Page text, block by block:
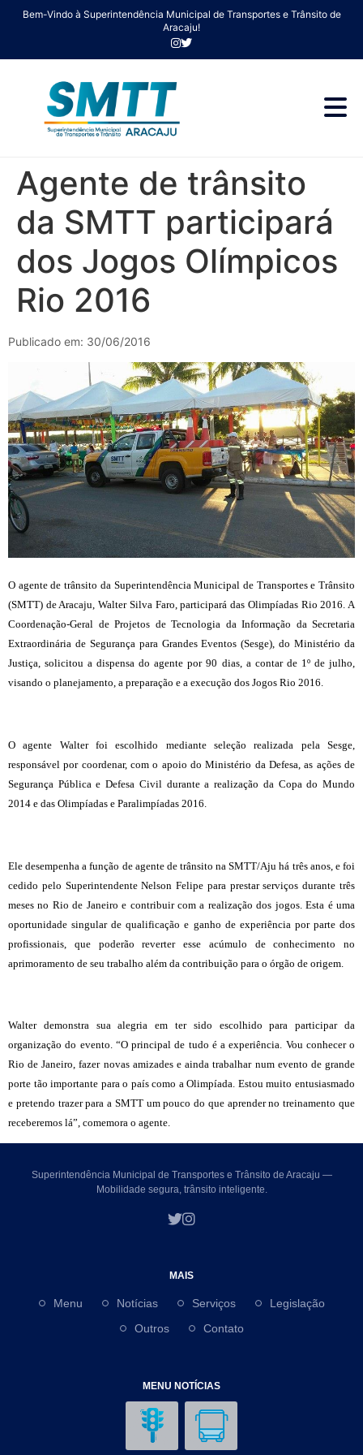
Bem-Vindo à Superintendência Municipal de Transportes e Trânsito de
Aracaju!
Agente de trânsito
da SMTT participará
dos Jogos Olímpicos
Rio 2016
Publicado em: 30/06/2016
O agente de trânsito da Superintendência Municipal de Transportes e Trânsito
(SMTT) de Aracaju, Walter Silva Faro, participará das Olimpíadas Rio 2016. A
Coordenação-Geral de Projetos de Tecnologia da Informação da Secretaria
Extraordinária de Segurança para Grandes Eventos (Sesge), do Ministério da
Justiça, solicitou a dispensa do agente por 90 dias, a contar de 1º de julho,
visando o planejamento, a preparação e a execução dos Jogos Rio 2016.
O agente Walter foi escolhido mediante seleção realizada pela Sesge,
responsável por coordenar, com o apoio do Ministério da Defesa, as ações de
Segurança Pública e Defesa Civil durante a realização da Copa do Mundo
2014 e das Olimpíadas e Paralimpíadas 2016.
Ele desempenha a função de agente de trânsito na SMTT/Aju há três anos, e foi
cedido pelo Superintendente Nelson Felipe para prestar serviços durante três
meses no Rio de Janeiro e contribuir com a realização dos jogos. Esta é uma
oportunidade singular de qualificação e ganho de experiência por parte dos
profissionais, que poderão reverter esse acúmulo de conhecimento no
aprimoramento de seu trabalho além da contribuição para o órgão de origem.
Walter demonstra sua alegria em ter sido escolhido para participar da
organização do evento. “O principal de tudo é a experiência. Vou conhecer o
Rio de Janeiro, fazer novas amizades e ainda trabalhar num evento de grande
porte tão importante para o país como a Olimpíada. Estou muito entusiasmado
e pretendo trazer para a SMTT um pouco do que aprender no treinamento que
receberemos lá”, comemora o agente.
Superintendência Municipal de Transportes e Trânsito de Aracaju —
Mobilidade segura, trânsito inteligente.
MAIS
Menu Notícias Serviços
Legislação
Outros
Contato
MENU NOTÍCIAS